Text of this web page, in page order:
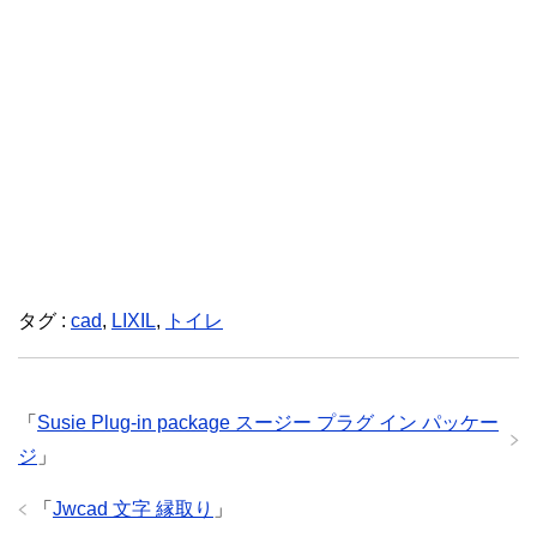
タグ : cad, LIXIL, トイレ
「 Susie Plug-in package スージー プラグ イン パッケー
ジ 」
「 Jwcad 文字 縁取り 」